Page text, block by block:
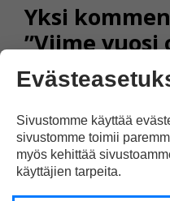
Yksi
”Viime vuosi
30.01.2015
Sivustomme käyttää
sivustomme toimii
myös kehittää
käyttäjien tarpeita.